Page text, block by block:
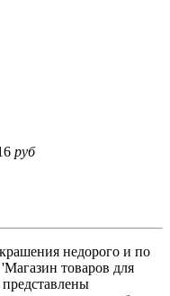
руб
недорого и по
товаров для